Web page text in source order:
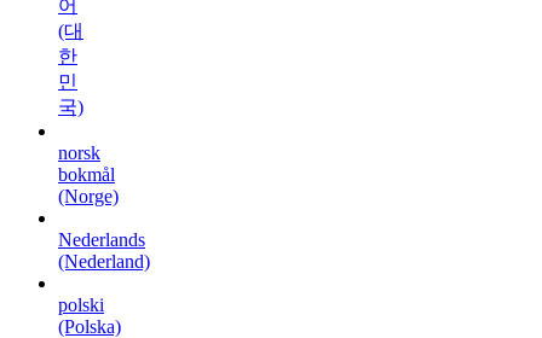
어
(대
한
민
국)
norsk
bokmål
(Norge)
Nederlands
(Nederland)
polski
(Polska)